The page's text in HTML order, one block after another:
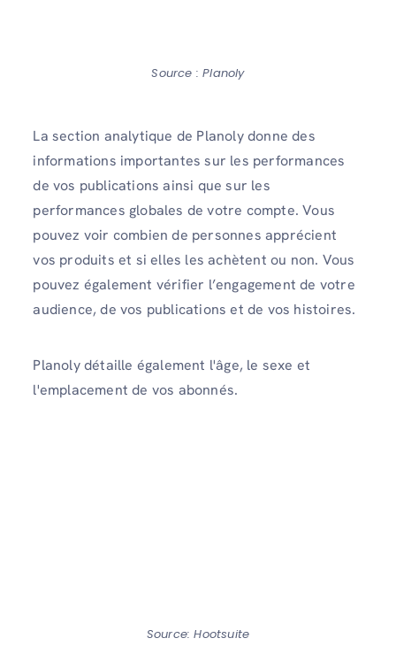
Source : Planoly
La section analytique de Planoly donne des
informations importantes sur les performances
de vos publications ainsi que sur les
performances globales de votre compte. Vous
pouvez voir combien de personnes apprécient
vos produits et si elles les achètent ou non. Vous
pouvez également vérifier l’engagement de votre
audience, de vos publications et de vos histoires.
Planoly détaille également l'âge, le sexe et
l'emplacement de vos abonnés.
Source: Hootsuite